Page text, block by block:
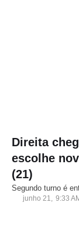
Direita
escolhe
(21)
Segundo turno é
junho 21 9:33